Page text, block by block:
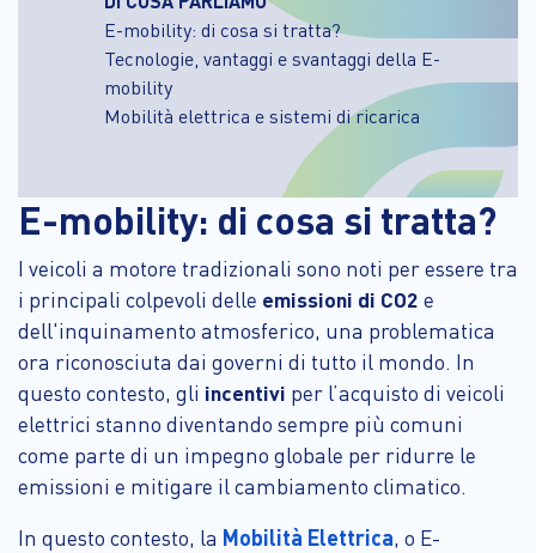
E-mobility: di cosa si tratta?
Tecnologie, vantaggi e svantaggi della E-
mobility
Mobilità elettrica e sistemi di ricarica
E-mobility: di cosa si tratta?
I veicoli a motore tradizionali sono noti per essere tra
i principali colpevoli delle emissioni di CO2 e
dell'inquinamento atmosferico, una problematica
ora riconosciuta dai governi di tutto il mondo. In
questo contesto, gli incentivi per l’acquisto di veicoli
elettrici stanno diventando sempre più comuni
come parte di un impegno globale per ridurre le
emissioni e mitigare il cambiamento climatico.
In questo contesto, la Mobilità Elettrica, o E-